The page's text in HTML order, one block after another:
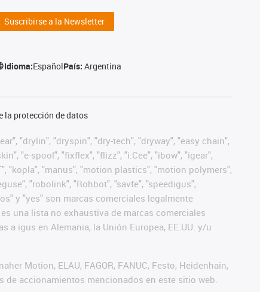
Suscribirse a la Newsletter
Idioma:EspañolPaís:Argentina
la protección de datos
"drylin", "dryspin", "dry-tech", "dryway", "easy chain",
"e-spool", "fixflex", "flizz", "i.Cee", "ibow", "igear",
"kopla", "manus", "motion plastics", "motion polymers",
"robolink", "Rohbot", "savfe", "speedigus",
y "yes" son marcas comerciales legalmente
una lista no exhaustiva de marcas comerciales
igus en Alemania, la Unión Europea, EE.UU. y/u
Motion, ELAU, FAGOR, FANUC, Festo, Heidenhain,
de accionamientos mencionados en este sitio web.